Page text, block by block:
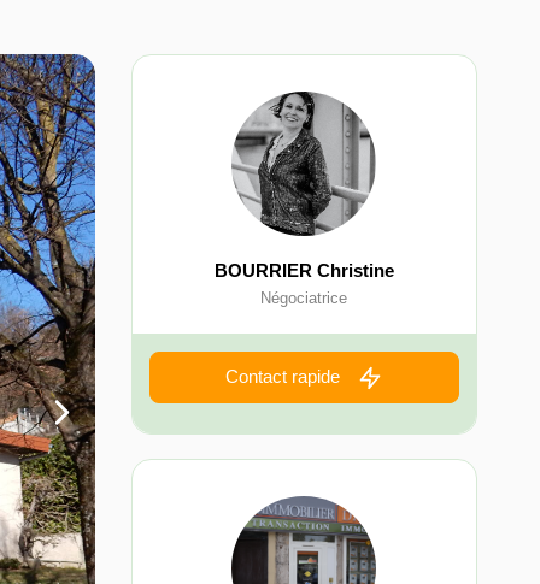
BOURRIER Christine
Négociatrice
Contact rapide